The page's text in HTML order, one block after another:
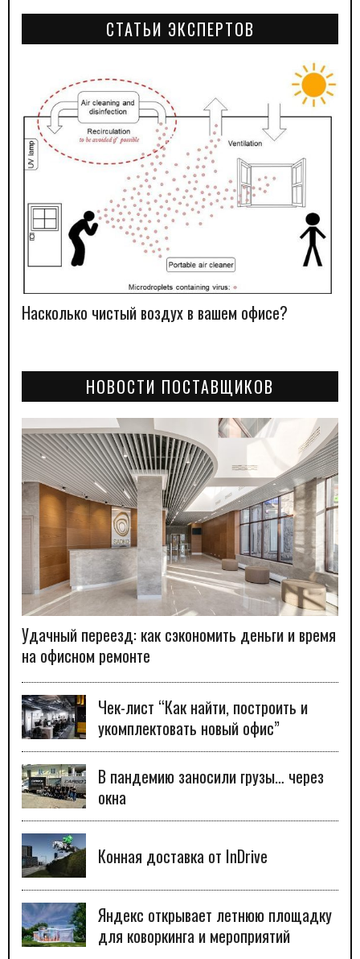
СТАТЬИ ЭКСПЕРТОВ
Насколько чистый воздух в вашем офисе?
НОВОСТИ ПОСТАВЩИКОВ
Удачный переезд: как сэкономить деньги и время
на офисном ремонте
Чек-лист “Как найти, построить и
укомплектовать новый офис”
В пандемию заносили грузы… через
окна
Конная доставка от InDrive
Яндекс открывает летнюю площадку
для коворкинга и мероприятий